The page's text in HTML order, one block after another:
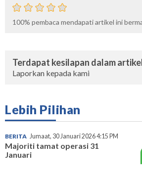
100% pembaca mendapati artikel ini
Terdapat kesilapan dalam
Laporkan kepada kami
Lebih Pilihan
BERITA Jumaat, 30 Januari 2026 4:15 PM
Majoriti tamat operasi 31
Januari